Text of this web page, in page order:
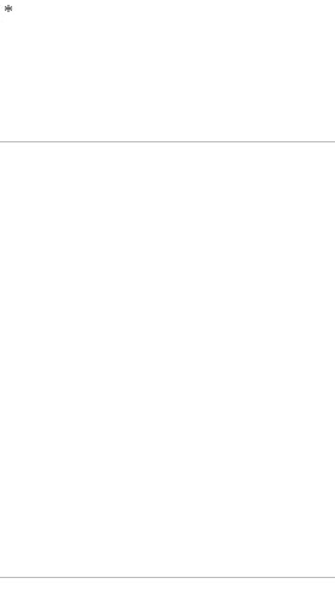
*